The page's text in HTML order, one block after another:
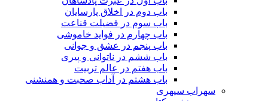
باب دوم در اخلاق پارسایان
باب سوم در فضیلت قناعت
باب چهارم در فواید خاموشى
باب پنجم در عشق و جوانى
باب ششم در ناتوانى و پیرى
باب هفتم در عالم تربیت
باب هشتم در آداب صحبت و همنشنى
سهراب سپهری